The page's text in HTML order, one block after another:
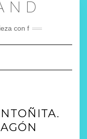
con f
de navegación